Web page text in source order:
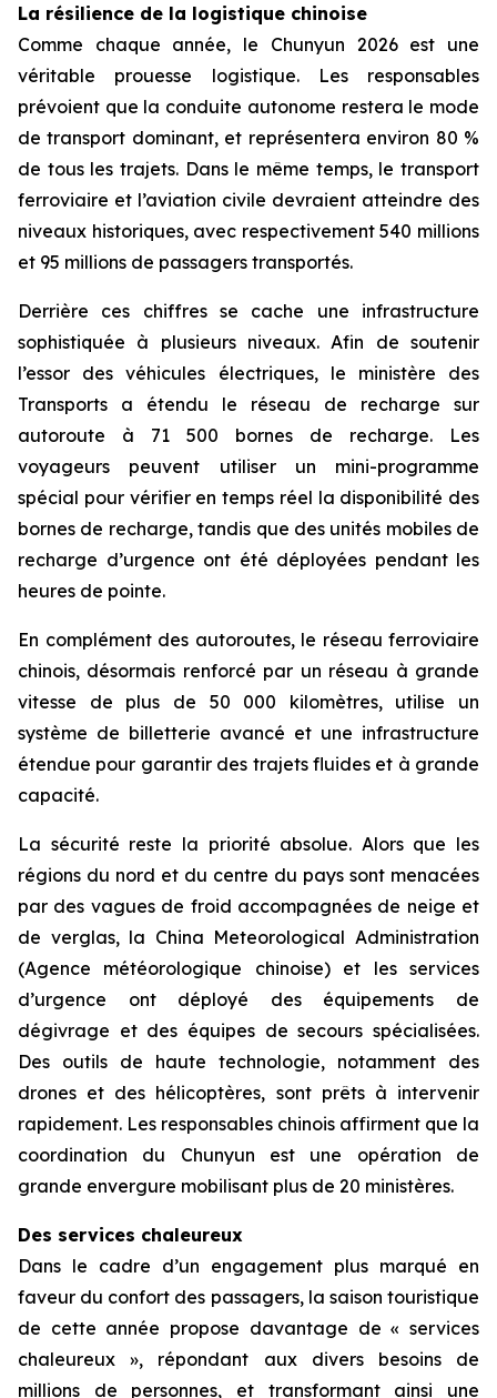
La résilience de la logistique chinoise
Comme chaque année, le Chunyun 2026 est une
véritable prouesse logistique. Les responsables
prévoient que la conduite autonome restera le mode
de transport dominant, et représentera environ 80 %
de tous les trajets. Dans le même temps, le transport
ferroviaire et l’aviation civile devraient atteindre des
niveaux historiques, avec respectivement 540 millions
et 95 millions de passagers transportés.
Derrière ces chiffres se cache une infrastructure
sophistiquée à plusieurs niveaux. Afin de soutenir
l’essor des véhicules électriques, le ministère des
Transports a étendu le réseau de recharge sur
autoroute à 71 500 bornes de recharge. Les
voyageurs peuvent utiliser un mini-programme
spécial pour vérifier en temps réel la disponibilité des
bornes de recharge, tandis que des unités mobiles de
recharge d’urgence ont été déployées pendant les
heures de pointe.
En complément des autoroutes, le réseau ferroviaire
chinois, désormais renforcé par un réseau à grande
vitesse de plus de 50 000 kilomètres, utilise un
système de billetterie avancé et une infrastructure
étendue pour garantir des trajets fluides et à grande
capacité.
La sécurité reste la priorité absolue. Alors que les
régions du nord et du centre du pays sont menacées
par des vagues de froid accompagnées de neige et
de verglas, la China Meteorological Administration
(Agence météorologique chinoise) et les services
d’urgence ont déployé des équipements de
dégivrage et des équipes de secours spécialisées.
Des outils de haute technologie, notamment des
drones et des hélicoptères, sont prêts à intervenir
rapidement. Les responsables chinois affirment que la
coordination du Chunyun est une opération de
grande envergure mobilisant plus de 20 ministères.
Des services chaleureux
Dans le cadre d’un engagement plus marqué en
faveur du confort des passagers, la saison touristique
de cette année propose davantage de « services
chaleureux », répondant aux divers besoins de
millions de personnes, et transformant ainsi une